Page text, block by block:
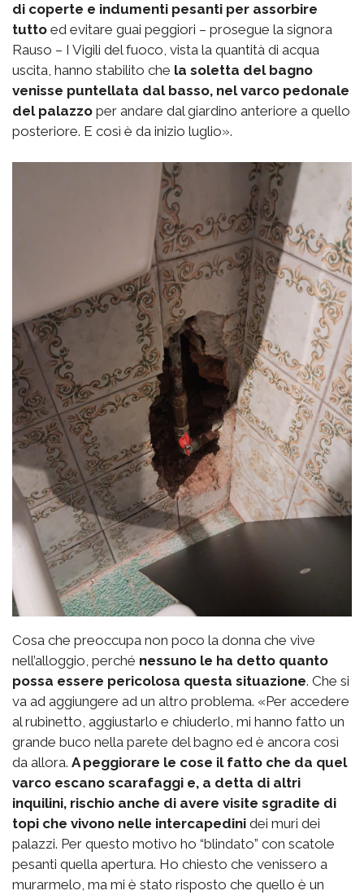
di coperte e indumenti pesanti per assorbire
tutto ed evitare guai peggiori – prosegue la signora
Rauso – I Vigili del fuoco, vista la quantità di acqua
uscita, hanno stabilito che la soletta del bagno
venisse puntellata dal basso, nel varco pedonale
del palazzo per andare dal giardino anteriore a quello
posteriore. E così è da inizio luglio».
Cosa che preoccupa non poco la donna che vive
nell’alloggio, perché nessuno le ha detto quanto
possa essere pericolosa questa situazione. Che si
va ad aggiungere ad un altro problema. «Per accedere
al rubinetto, aggiustarlo e chiuderlo, mi hanno fatto un
grande buco nella parete del bagno ed è ancora così
da allora. A peggiorare le cose il fatto che da quel
varco escano scarafaggi e, a detta di altri
inquilini, rischio anche di avere visite sgradite di
topi che vivono nelle intercapedini dei muri dei
palazzi. Per questo motivo ho “blindato” con scatole
pesanti quella apertura. Ho chiesto che venissero a
murarmelo, ma mi è stato risposto che quello è un